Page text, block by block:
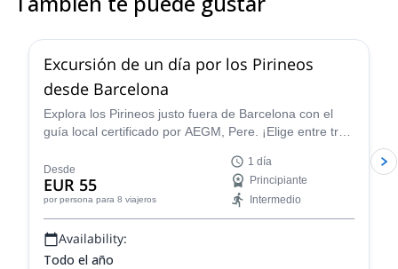
Excursión de un día por los Pirineos
desde Barcelona
Explora los Pirineos justo fuera de Barcelona con el
guía local certificado por AEGM, Pere. ¡Elige entre tres
Desde
EUR 55
por persona para 8 viajeros
1 día
Principiante
Intermedio
Availability:
Todo el año